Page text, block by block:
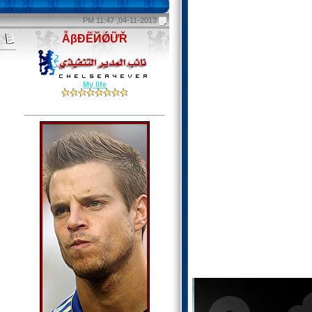
04-11-2013, 11:47 PM
ẪβĐẼЙǾỮŘ
My life